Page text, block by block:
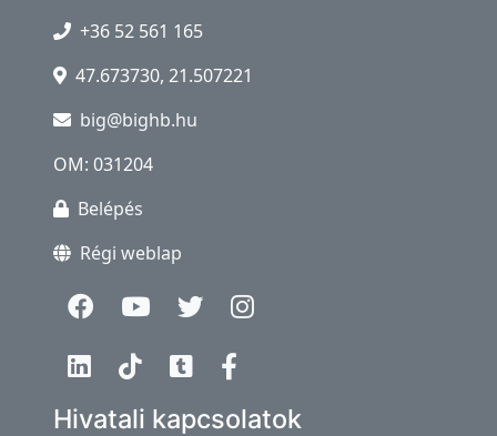
+36 52 561 165
47.673730, 21.507221
big@bighb.hu
OM: 031204
Belépés
Régi weblap
Hivatali kapcsolatok